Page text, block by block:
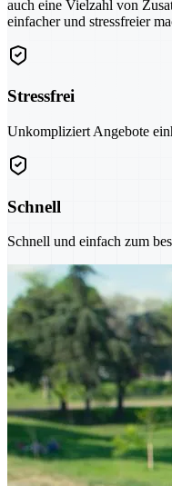
auch eine Vielzahl von
einfacher und stressfreier
Stressfrei
Unkompliziert Angebote
Schnell
Schnell und einfach zum